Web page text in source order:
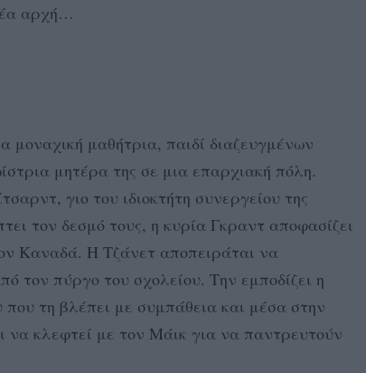
αρχή…
μοναχική μαθήτρια, παιδί διαζευγμένων
μητέρα της σε μια επαρχιακή πόλη.
γιο του ιδιοκτήτη συνεργείου της
τον δεσμό τους, η κυρία Γκραντ αποφασίζει
Καναδά. Η Τζάνετ αποπειράται να
τον πύργο του σχολείου. Την εμποδίζει η
που τη βλέπει με συμπάθεια και μέσα στην
να κλεφτεί με τον Μάικ για να παντρευτούν